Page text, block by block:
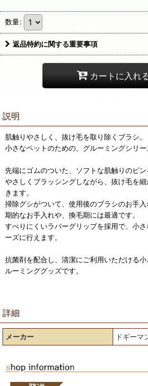
数量:
返品特約に関する重要事項
カートに入れ
説明
肌触りやさしく、抜け毛を取り除くブラシ。
小さなペットのための、グルーミングシリー
先端にゴムのついた、ソフトな肌触りのピン
やさしくブラッシングしながら、抜け毛を
きます。
掃除グシがついて、使用後のブラシのお手
期的なお手入れや、換毛期には最適です。
すべりにくいラバーグリップを採用で、小
ーズに行えます。
抗菌剤を配合し、清潔にご利用いただける
ルーミンググッズです。
詳細
メーカー ドギーマ